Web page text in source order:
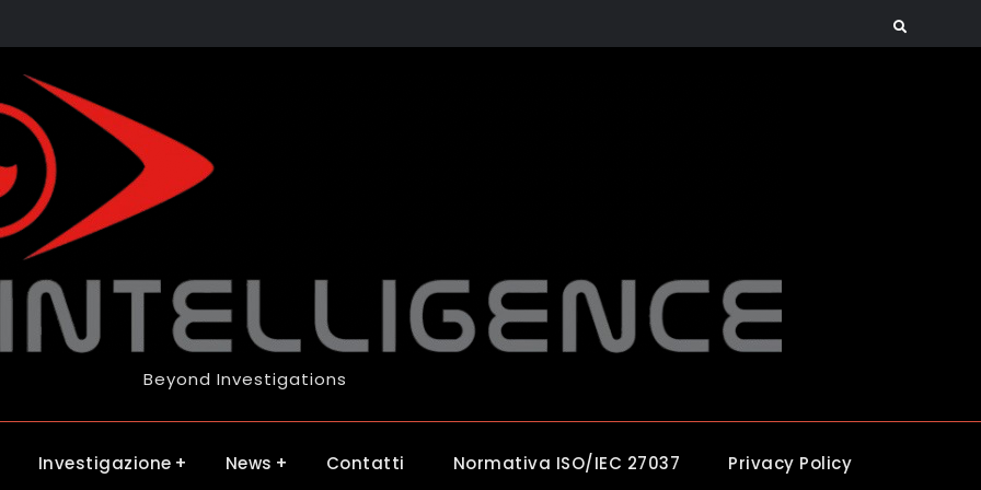
Search
Beyond Investigations
Investigazione News Contatti Normativa ISO/IEC 27037 Privacy Policy